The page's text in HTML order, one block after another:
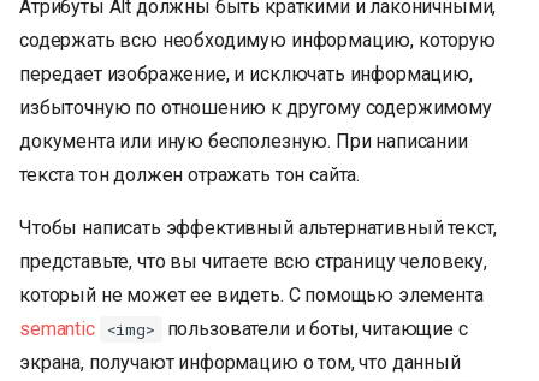
Атрибуты Alt должны быть краткими и лаконичными,
содержать всю необходимую информацию, которую
передает изображение, и исключать информацию,
избыточную по отношению к другому содержимому
документа или иную бесполезную. При написании
текста тон должен отражать тон сайта.
Чтобы написать эффективный альтернативный текст,
представьте, что вы читаете всю страницу человеку,
который не может ее видеть. С помощью элемента
semantic
<img>
пользователи и боты, читающие с
экрана, получают информацию о том, что данный